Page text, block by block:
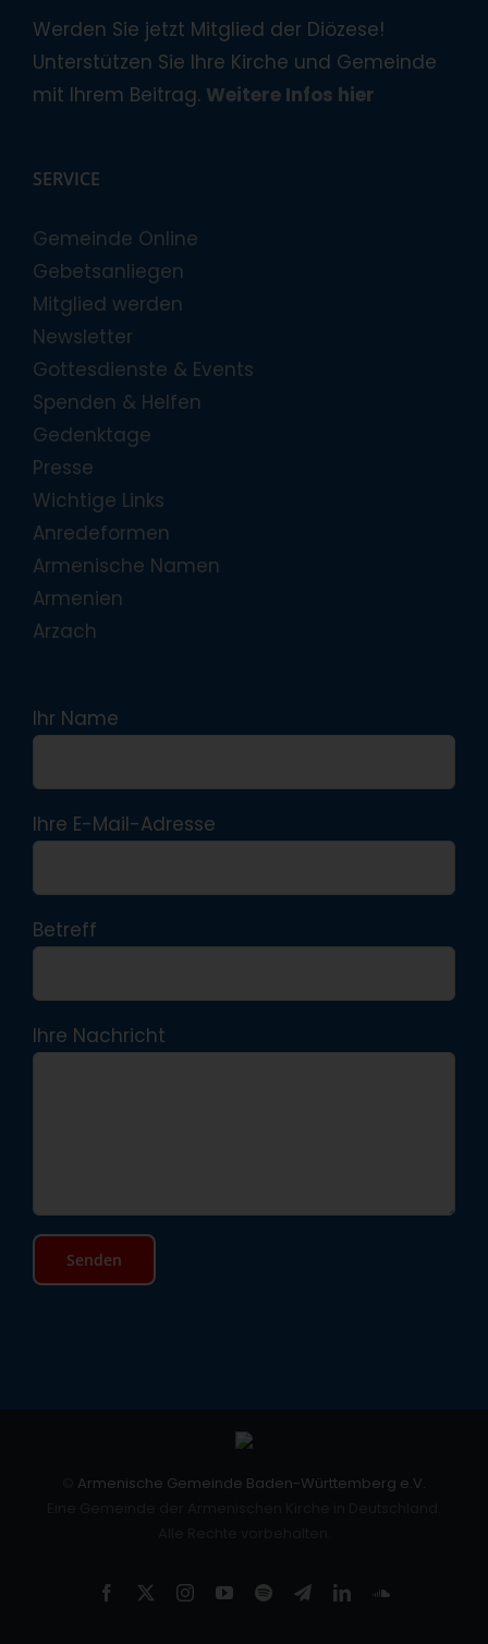
Werden Sie jetzt Mitglied der Diözese!
Unterstützen Sie Ihre Kirche und Gemeinde
mit Ihrem Beitrag. Weitere Infos hier
SERVICE
Gemeinde Online
Gebetsanliegen
Mitglied werden
Newsletter
Gottesdienste & Events
Spenden & Helfen
Gedenktage
Presse
Wichtige Links
Anredeformen
Armenische Namen
Armenien
Arzach
Ihr Name
Ihre E-Mail-Adresse
Betreff
Ihre Nachricht
Armenische Gemeinde Baden-Württemberg e.V.
Facebook InstagramYouTube
SpotifyTelegramLinkedInSoundCloud